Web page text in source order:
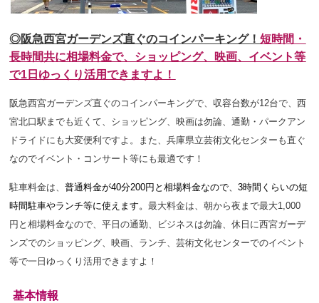
◎阪急西宮ガーデンズ直ぐのコインパーキング！短時間・
長時間共に相場料金で、ショッピング、映画、イベント等
で1日ゆっくり活用できますよ！
阪急西宮ガーデンズ直ぐのコインパーキングで、収容台数が12台で、西
宮北口駅までも近くて、ショッピング、映画は勿論、通勤・パークアン
ドライドにも大変便利ですよ。また、兵庫県立芸術文化センターも直ぐ
なのでイベント・コンサート等にも最適です！
駐車料金は、普通料金が40分200円と相場料金なので、3時間くらいの短
時間駐車やランチ等に使えます。最大料金は、朝から夜まで最大1,000
円と相場料金なので、平日の通勤、ビジネスは勿論、休日に西宮ガーデ
ンズでのショッピング、映画、ランチ、芸術文化センターでのイベント
等で一日ゆっくり活用できますよ！
基本情報